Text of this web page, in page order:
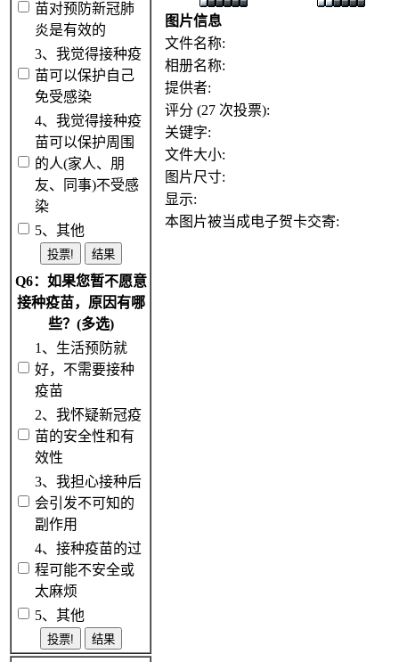
苗对预防新冠肺
炎是有效的
3、我觉得接种疫
苗可以保护自己
免受感染
4、我觉得接种疫
苗可以保护周围
的人(家人、朋
友、同事)不受感
染
5、其他
Q6：如果您暂不愿意
接种疫苗，原因有哪
些？(多选)
1、生活预防就
好，不需要接种
疫苗
2、我怀疑新冠疫
苗的安全性和有
效性
3、我担心接种后
会引发不可知的
副作用
4、接种疫苗的过
程可能不安全或
太麻烦
5、其他
图片信息
文件名称:
相册名称:
提供者:
评分 (27 次投票):
关键字:
文件大小:
图片尺寸:
显示:
本图片被当成电子贺卡交寄: